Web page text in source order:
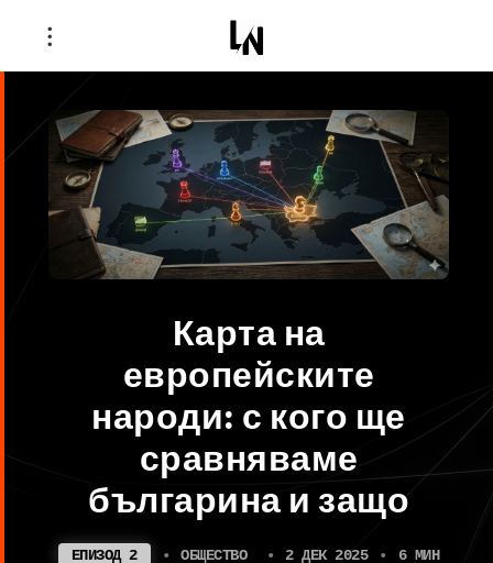
Карта на
европейските
народи: с кого ще
сравняваме
българина и защо
ЕПИЗОД 2 • ОБЩЕСТВО • 2 ДЕК 2025 • 6 МИН